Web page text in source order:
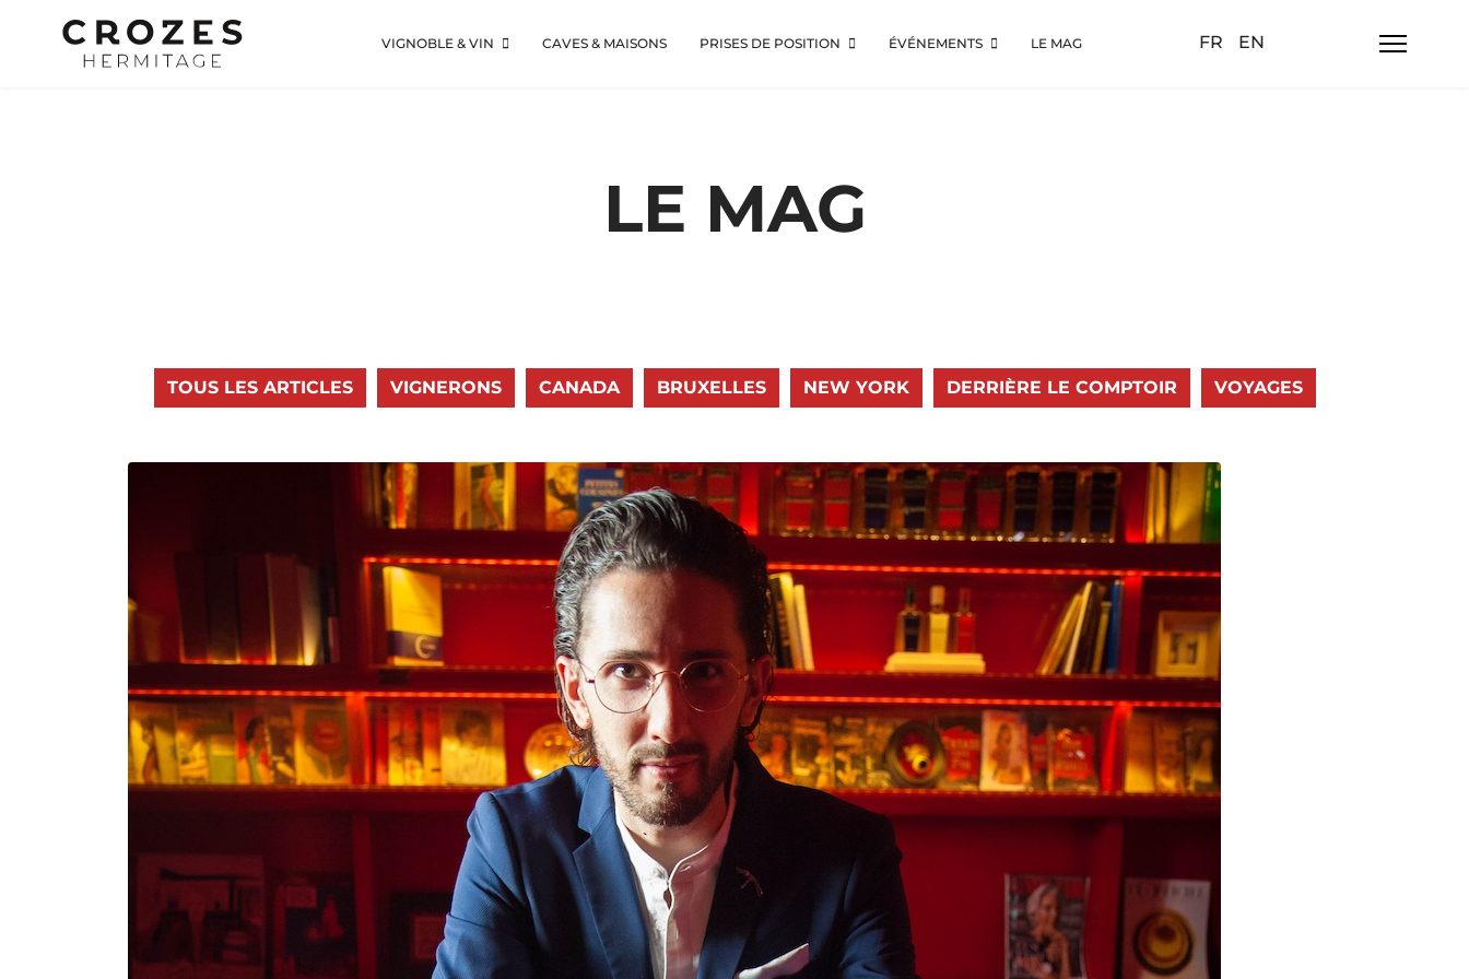
VIGNOBLE & VIN CAVES & MAISONS PRISES DE POSITION ÉVÉNEMENTS LE MAG Sélectionnez votre langue
FR EN
LE MAG
TOUS LES ARTICLES VIGNERONS CANADA BRUXELLES NEW YORK DERRIÈRE LE COMPTOIR VOYAGES